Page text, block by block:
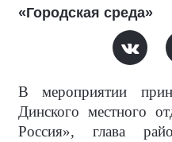
«Городская среда»
В мероприятии
Динского местного
Россия», глава